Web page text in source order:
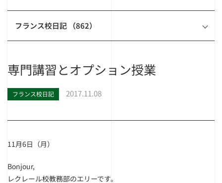
フランス校日記 （862）
専門講習とオプション授業
フランス校日記 2017.11.08
11月6日（月）
Bonjour,
レクレール校教務部のエリーです。